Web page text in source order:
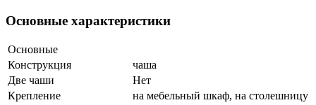
Основные характеристики
Основные
Конструкция
чаша
Две чаши
Нет
Крепление
на мебельный шкаф, на столешницу